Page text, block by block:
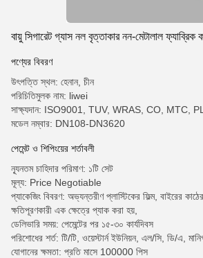
বায়ু সিগারেট গ্যাস নল বৃত্তাকার নন-মেটালাল ফ্যাব্রিক
পণ্যের বিবরণ
উৎপত্তি স্থল: হেনান, চীন
পরিচিতিমুলক নাম: liwei
সাক্ষ্যদান: ISO9001, TUV, WRAS, CO, MTC,
মডেল নম্বার: DN108-DN3620
পেমেন্ট ও শিপিংয়ের শর্তাবলী
ন্যূনতম চাহিদার পরিমাণ: ১টি সেট
মূল্য: Price Negotiable
প্যাকেজিং বিবরণ: অভ্যন্তরীণ প্লাস্টিকের ফিল্ম, বাইরের
ক্ষতিপূরণকারী এক ক্ষেত্রে প্যাক করা হয়,
ডেলিভারি সময়: পেমেন্টের পর ১৫-৩০ কার্যদিবস
পরিশোধের শর্ত: টি/টি, ওয়েস্টার্ন ইউনিয়ন, এল/সি, ডি/এ,
যোগানের ক্ষমতা: প্রতি মাসে 100000 পিস